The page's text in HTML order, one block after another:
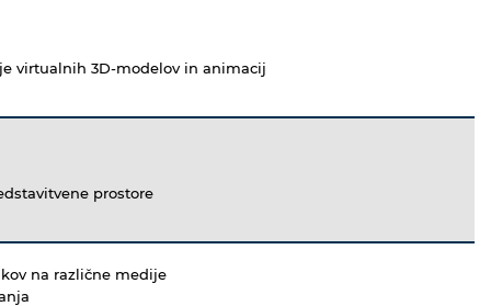
virtualnih 3D-modelov in animacij
prostore
na različne medije